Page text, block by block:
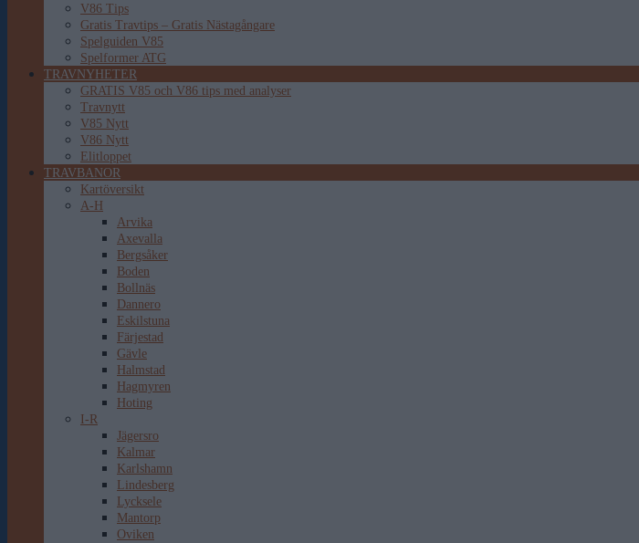
V86 Tips
Gratis Travtips – Gratis Nästagångare
Spelguiden V85
Spelformer ATG
TRAVNYHETER
GRATIS V85 och V86 tips med analyser
Travnytt
V85 Nytt
V86 Nytt
Elitloppet
TRAVBANOR
Kartöversikt
A-H
Arvika
Axevalla
Bergsåker
Boden
Bollnäs
Dannero
Eskilstuna
Färjestad
Gävle
Halmstad
Hagmyren
Hoting
I-R
Jägersro
Kalmar
Karlshamn
Lindesberg
Lycksele
Mantorp
Oviken